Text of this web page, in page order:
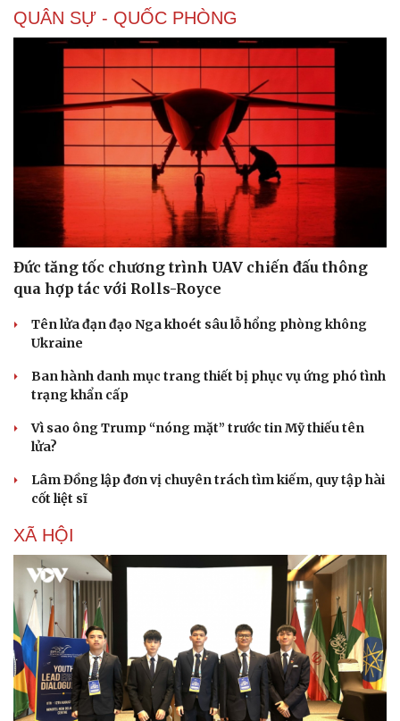
Sức khỏe
Dinh dưỡng - món ngon
Cây thuốc
Sản phụ khoa
Nhi khoa
Đời sống
Nhà đẹp
Blog
Tình yêu - Gia đình
QUÂN SỰ - QUỐC PHÒNG
Đức tăng tốc chương trình UAV chiến đấu thông
qua hợp tác với Rolls-Royce
Tên lửa đạn đạo Nga khoét sâu lỗ hổng phòng không
Ukraine
Ban hành danh mục trang thiết bị phục vụ ứng phó tình
trạng khẩn cấp
Vì sao ông Trump “nóng mặt” trước tin Mỹ thiếu tên
lửa?
Lâm Đồng lập đơn vị chuyên trách tìm kiếm, quy tập hài
cốt liệt sĩ
XÃ HỘI